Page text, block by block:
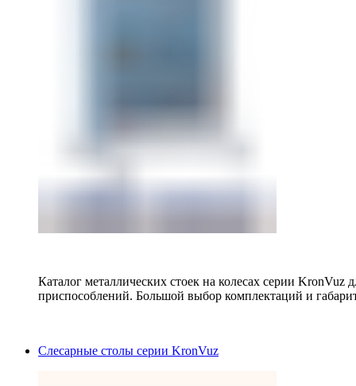
Каталог металлических стоек на колесах серии KronVuz
приспособлений. Большой выбор комплектаций и
Слесарные столы серии KronVuz